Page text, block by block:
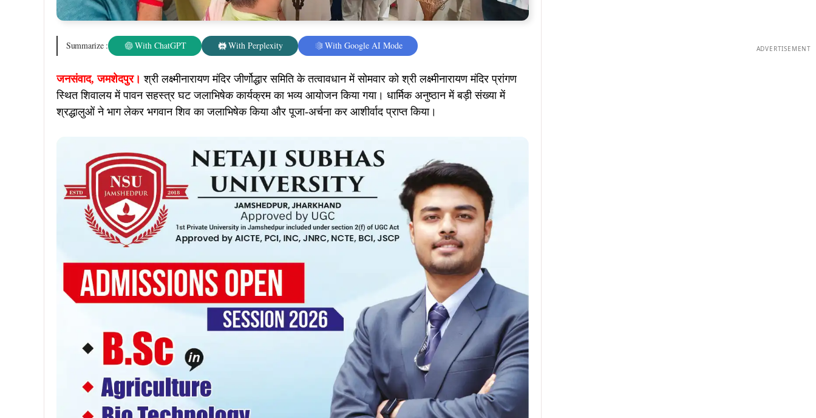
Summarize : With ChatGPT With Perplexity With Google AI Mode
जनसंवाद, जमशेदपुर।श्री लक्ष्मीनारायण मंदिर जीर्णोद्धार समिति के तत्वावधान में सोमवार को श्री लक्ष्मीनारायण मंदिर प्रांगण
स्थित शिवालय में पावन सहस्त्र घट जलाभिषेक कार्यक्रम का भव्य आयोजन किया गया। धार्मिक अनुष्ठान में बड़ी संख्या में
श्रद्धालुओं ने भाग लेकर भगवान शिव का जलाभिषेक किया और पूजा-अर्चना कर आशीर्वाद प्राप्त किया।
ADVERTISEMENT